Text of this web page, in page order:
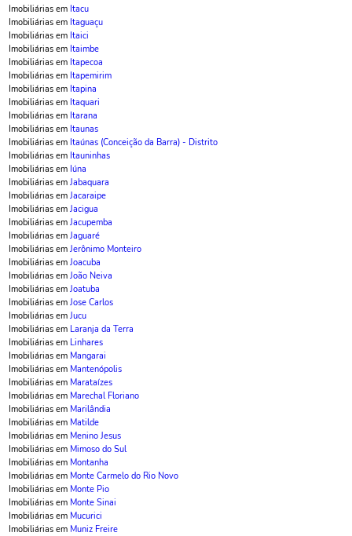
Imobiliárias em Itacu
Imobiliárias em Itaguaçu
Imobiliárias em Itaici
Imobiliárias em Itaimbe
Imobiliárias em Itapecoa
Imobiliárias em Itapemirim
Imobiliárias em Itapina
Imobiliárias em Itaquari
Imobiliárias em Itarana
Imobiliárias em Itaunas
Imobiliárias em Itaúnas (Conceição da Barra) - Distrito
Imobiliárias em Itauninhas
Imobiliárias em Iúna
Imobiliárias em Jabaquara
Imobiliárias em Jacaraipe
Imobiliárias em Jacigua
Imobiliárias em Jacupemba
Imobiliárias em Jaguaré
Imobiliárias em Jerônimo Monteiro
Imobiliárias em Joacuba
Imobiliárias em João Neiva
Imobiliárias em Joatuba
Imobiliárias em Jose Carlos
Imobiliárias em Jucu
Imobiliárias em Laranja da Terra
Imobiliárias em Linhares
Imobiliárias em Mangarai
Imobiliárias em Mantenópolis
Imobiliárias em Marataízes
Imobiliárias em Marechal Floriano
Imobiliárias em Marilândia
Imobiliárias em Matilde
Imobiliárias em Menino Jesus
Imobiliárias em Mimoso do Sul
Imobiliárias em Montanha
Imobiliárias em Monte Carmelo do Rio Novo
Imobiliárias em Monte Pio
Imobiliárias em Monte Sinai
Imobiliárias em Mucurici
Imobiliárias em Muniz Freire